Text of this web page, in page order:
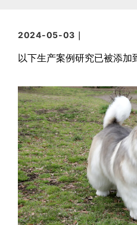
2024-05-03｜
以下生产案例研究已被添加